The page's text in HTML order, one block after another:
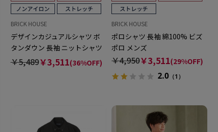
BRICK HOUSE
デザインカジュアルシャツ ボ
タンダウン 長袖 ニットシャツ
ストレッチ メンズ
￥5,489￥3,511(36%OFF)
BRICK HOUSE
ポロシャツ 長袖 綿100% ビズ
ポロ メンズ
￥4,950￥3,511(29%OFF)
2.0 （1）